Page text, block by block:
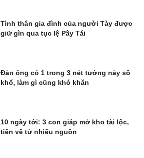
Tình thân gia đình của người Tày được
giữ gìn qua tục lệ Pây Tái
Đàn ông có 1 trong 3 nét tướng này số
khổ, làm gì cũng khó khăn
10 ngày tới: 3 con giáp mở kho tài lộc,
tiền về từ nhiều nguồn